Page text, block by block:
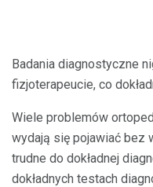
Badania diagnostyczne
fizjoterapeucie, co
Wiele problemów
wydają się pojawiać bez
trudne do dokładnej
dokładnych testach